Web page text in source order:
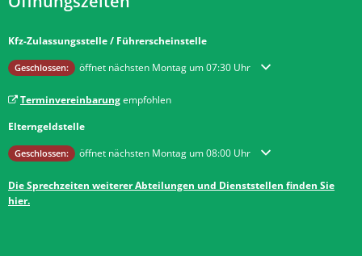
Kfz-Zulassungsstelle / Führerscheinstelle
Klicken, um weitere Öffnungs- oder Schließzeiten auszublenden
Geschlossen: öffnet nächsten Montag um 07:30 Uhr
Terminvereinbarungempfohlen
Elterngeldstelle
Klicken, um weitere Öffnungs- oder Schließzeiten auszublenden
Geschlossen: öffnet nächsten Montag um 08:00 Uhr
Die Sprechzeiten weiterer Abteilungen und Dienststellen finden Sie
hier.